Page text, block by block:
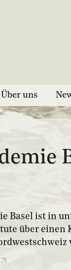
Über uns
Basel ist in
über einen